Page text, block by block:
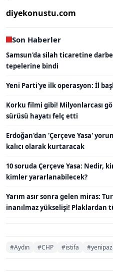
diyekonustu.com
Son Haberler
Samsun'da silah ticaretine
tepelerine bindi
Yeni Parti'ye ilk operasyon: İl
Korku filmi gibi! Milyonlarcası
sürüsü hayatı felç etti
Erdoğan'dan 'Çerçeve Yasa'
kalıcı olarak kurtaracak
10 soruda Çerçeve Yasa: Nedir,
kimler yararlanabilecek?
Yarım asır sonra gelen miras:
inanılmaz yükselişi! Plaklardan
#Aydın #CHP #istifa